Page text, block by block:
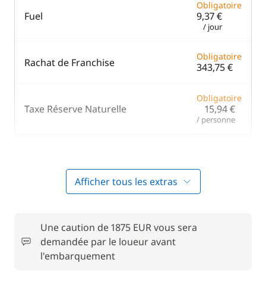
Fuel
Obligatoire
9,37 €
/ jour
Rachat de Franchise Obligatoire
343,75 €
Taxe Réserve Naturelle
Obligatoire
15,94 €
/ personne
Inclus dans le pack confort
Forfait Nettoyage
Retour
Inclus dans le pack confort
—
Afficher tous les extras
Une caution de 1875 EUR vous sera
demandée par le loueur avant
l'embarquement